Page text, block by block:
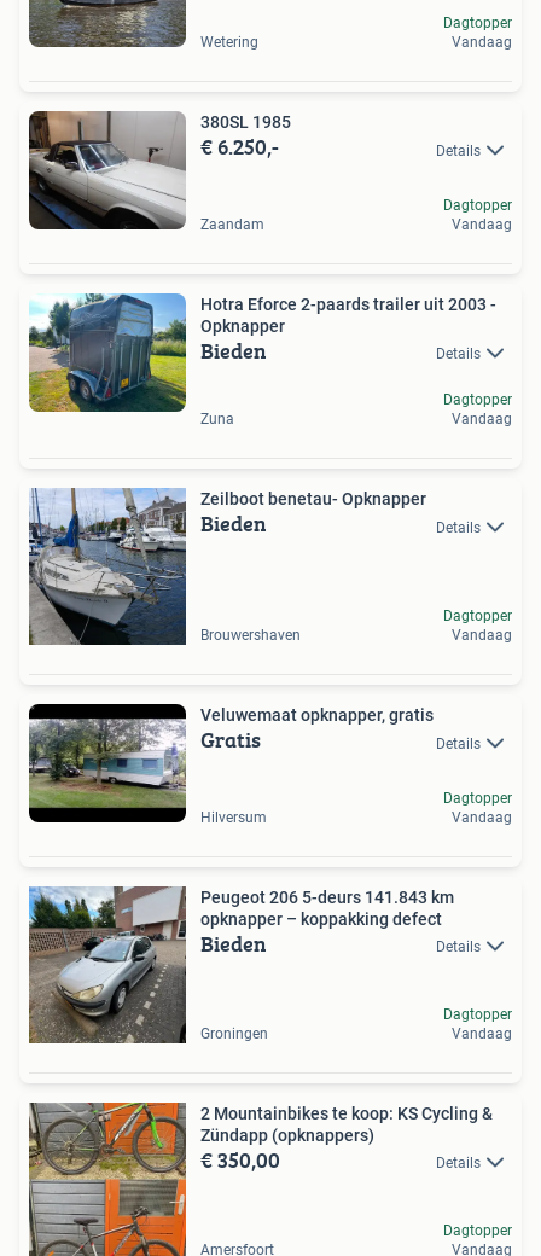
Wetering
Dagtopper
Vandaag
380SL 1985
€ 6.250,- Details
Zaandam
Dagtopper
Vandaag
Hotra Eforce 2-paards trailer uit 2003 -
Opknapper
Bieden Details
Zuna
Dagtopper
Vandaag
Zeilboot benetau- Opknapper
Bieden Details
Brouwershaven
Dagtopper
Vandaag
Veluwemaat opknapper, gratis
Gratis Details
Hilversum
Dagtopper
Vandaag
Peugeot 206 5-deurs 141.843 km
opknapper – koppakking defect
Bieden Details
Groningen
Dagtopper
Vandaag
2 Mountainbikes te koop: KS Cycling &
Zündapp (opknappers)
€ 350,00 Details
Amersfoort
Dagtopper
Vandaag